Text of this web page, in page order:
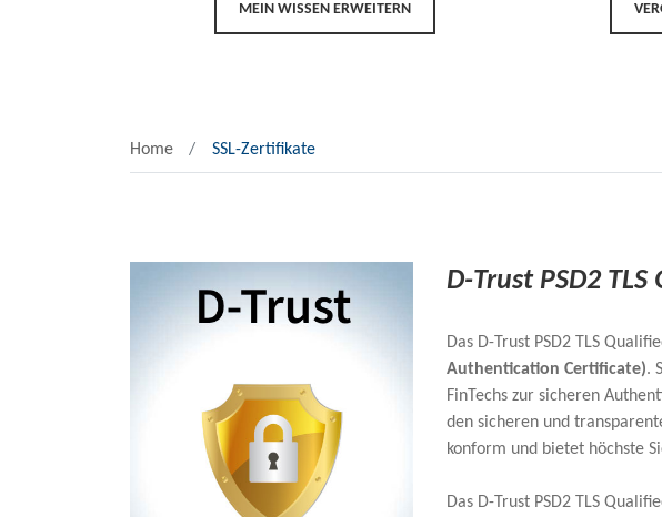
MEIN WISSEN ERWEITERN
Home SSL-Zertifikate
D-Trust PSD2
Das D-Trust PSD2 TLS
Authentication Certificate).
FinTechs zur sicheren
den sicheren und
konform und bietet höchste
Das D-Trust PSD2 TLS